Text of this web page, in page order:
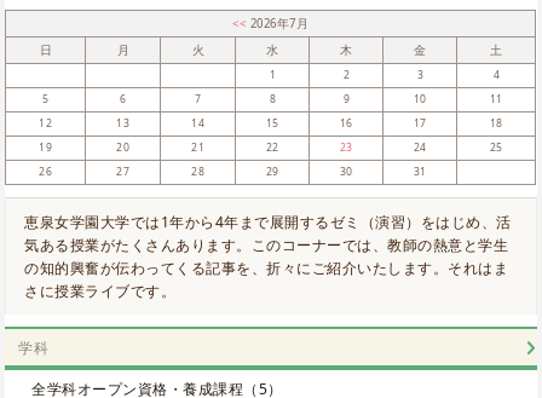
<< 2026年7月
日
月 火 水 木 金 土
1 2 3
4
5
6 7 8 9 10
11
12
13 14 15 16 17
18
19
20 21 22 23 24
25
26
27 28 29 30 31
恵泉女学園大学では1年から4年まで展開するゼミ（演習）をはじめ、活
気ある授業がたくさんあります。このコーナーでは、教師の熱意と学生
の知的興奮が伝わってくる記事を、折々にご紹介いたします。それはま
さに授業ライブです。
学科
全学科オープン資格・養成課程（5）